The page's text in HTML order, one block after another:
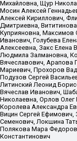
Михайловна, Щур
Мосин Алексей
Алексей Кириллович,
Дмитриевна,
Куприяновна, Максимов
Иванович, Голубева
Алексеевна, Закс Елена
Людмила Залмановна,
Вячеславович, Арапова
Мариевич, Прохоров
Подузов Сергей
Литинский Леонид
Вячеслав Иванович,
Николаевна, Орлов
Королева Александра
Вицин Сергей Ефимович,
Семенович, Локшина
Полякова Мара
Константинович